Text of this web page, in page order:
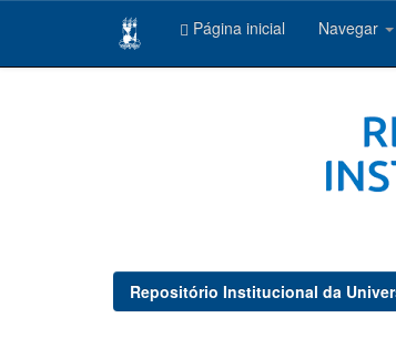
Página inicial Navegar
Repositório Institucional da